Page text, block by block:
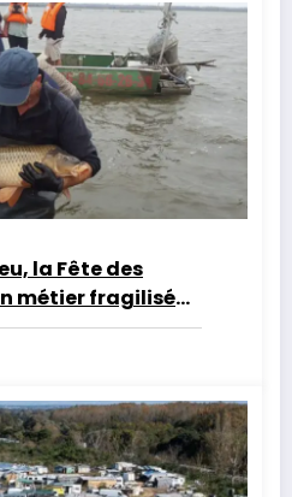
la Fête des
métier fragilisé
la sécheresse